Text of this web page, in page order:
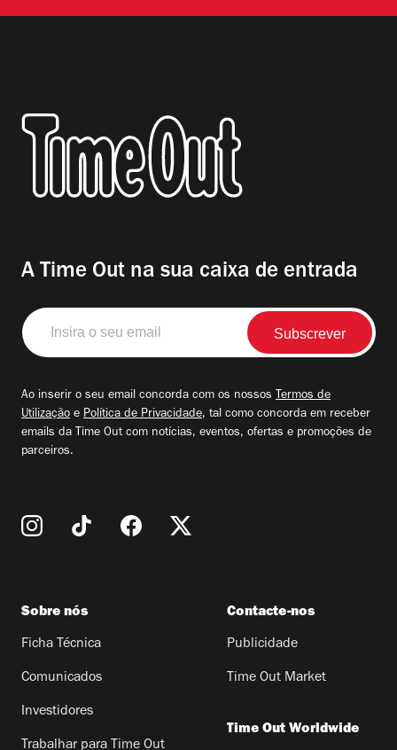
A Time Out na sua caixa de entrada
Insira
o
seu
Ao inserir o seu email concorda com os nossos Termos de
Utilização e Política de Privacidade, tal como concorda em receber
emails da Time Out com notícias, eventos, ofertas e promoções de
parceiros.
Sobre nós
Ficha Técnica
Comunicados
Investidores
Trabalhar para Time Out
Contacte-nos
Publicidade
Time Out Market
Time Out Worldwide